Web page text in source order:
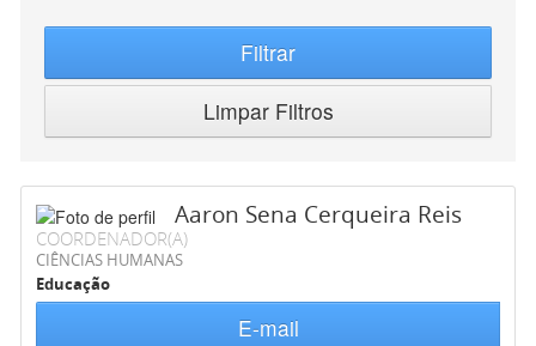
Filtrar
Limpar Filtros
Aaron Sena Cerqueira Reis
COORDENADOR(A)
CIÊNCIAS HUMANAS
Educação
E-mail